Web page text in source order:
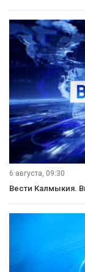
6 августа, 09:30
Вести Калмыкия.